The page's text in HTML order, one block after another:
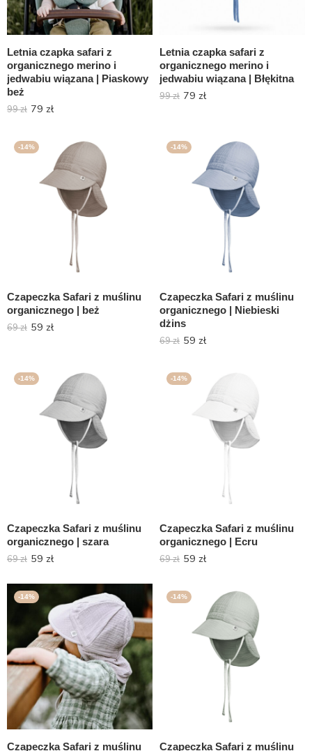
Letnia czapka safari z
organicznego merino i
jedwabiu wiązana | Piaskowy
beż
99zł 79 zł
Letnia czapka safari z
organicznego merino i
jedwabiu wiązana | Błękitna
99zł 79 zł
-14%
Czapeczka Safari z muślinu
organicznego | beż
69zł 59 zł
-14%
Czapeczka Safari z muślinu
organicznego | Niebieski
dżins
69zł 59 zł
-14%
Czapeczka Safari z muślinu
organicznego | szara
69zł 59 zł
-14%
Czapeczka Safari z muślinu
organicznego | Ecru
69zł 59 zł
-14%
Czapeczka Safari z muślinu
-14%
Czapeczka Safari z muślinu